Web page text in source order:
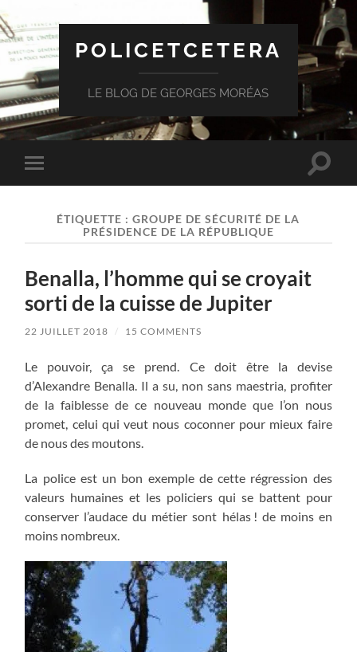
POLICETCETERA
LE BLOG DE GEORGES MORÉAS
Toggle
mobile
Toggle
ÉTIQUETTE :GROUPE DE SÉCURITÉ DE LA
PRÉSIDENCE DE LA RÉPUBLIQUE
Benalla, l’homme qui se croyait
sorti de la cuisse de Jupiter
22 JUILLET 2018 / 15 COMMENTS
Le pouvoir, ça se prend. Ce doit être la devise
d’Alexandre Benalla. Il a su, non sans maestria, profiter
de la faiblesse de ce nouveau monde que l’on nous
promet, celui qui veut nous coconner pour mieux faire
de nous des moutons.
La police est un bon exemple de cette régression des
valeurs humaines et les policiers qui se battent pour
conserver l’audace du métier sont hélas ! de moins en
moins nombreux.